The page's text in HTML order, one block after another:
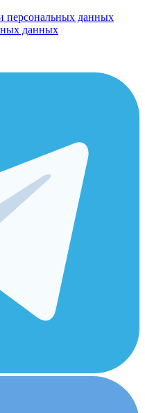
персональных данных
данных